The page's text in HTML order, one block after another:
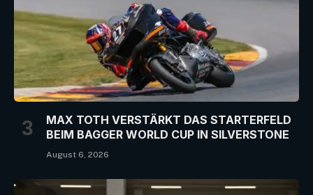
MAX TOTH VERSTÄRKT DAS STARTERFELD
BEIM BAGGER WORLD CUP IN SILVERSTONE
August 6, 2026